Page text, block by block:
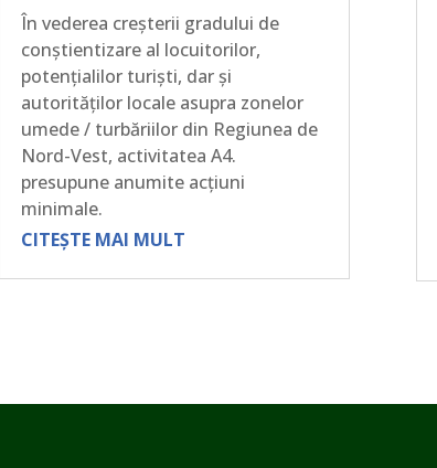
În vederea creșterii gradului de
conștientizare al locuitorilor,
potențialilor turiști, dar și
autorităților locale asupra zonelor
umede / turbăriilor din Regiunea de
Nord-Vest, activitatea A4.
presupune anumite acțiuni
minimale.
CITEȘTE MAI MULT